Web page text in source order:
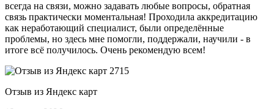
всегда на связи, можно задавать любые вопросы, обратная
связь практически моментальная! Проходила аккредитацию
как неработающий специалист, были определённые
проблемы, но здесь мне помогли, поддержали, научили - в
итоге всё получилось. Очень рекомендую всем!
Отзыв из Яндекс карт